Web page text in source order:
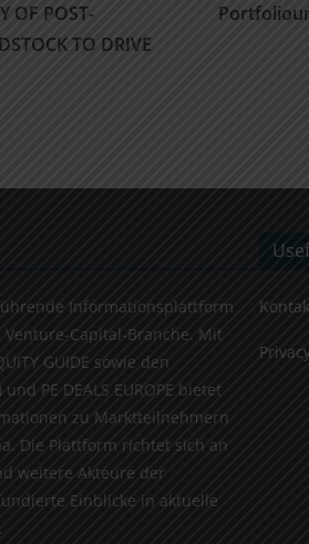
OF POST-
TO DRIVE
Informationsplattform
Capital-Branche. Mit
GUIDE sowie den
PE DEALS EUROPE bietet
zu Marktteilnehmern
Die Plattform richtet sich an
weitere Akteure der
Einblicke in aktuelle